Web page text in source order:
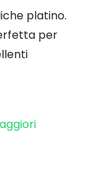
platino.
per